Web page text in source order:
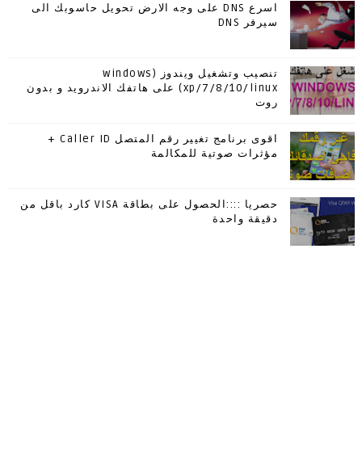
اسرع DNS على وجه الارض تحويل حاسوبك الى
سيرفر DNS
تنصيب وتشغيل ويندوز (windows
xp/7/8/10/linux) على هاتفك الاندرويد و بدون
روت
اقوى برنامج تغيير رقم المتصل Caller ID +
مؤثرات صوتية للمكالمة
حصريا ::::الحصول على بطاقة VISA كارد باقل من
دقيقة واحدة